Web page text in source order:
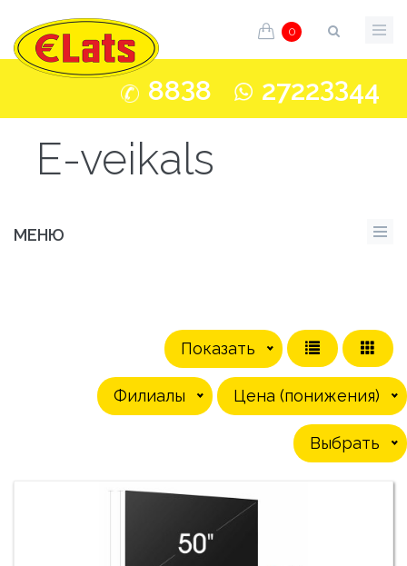
0
8838 27223344
E-veikals
МЕНЮ
Показать
Цена (понижения)
Филиалы
Выбрать